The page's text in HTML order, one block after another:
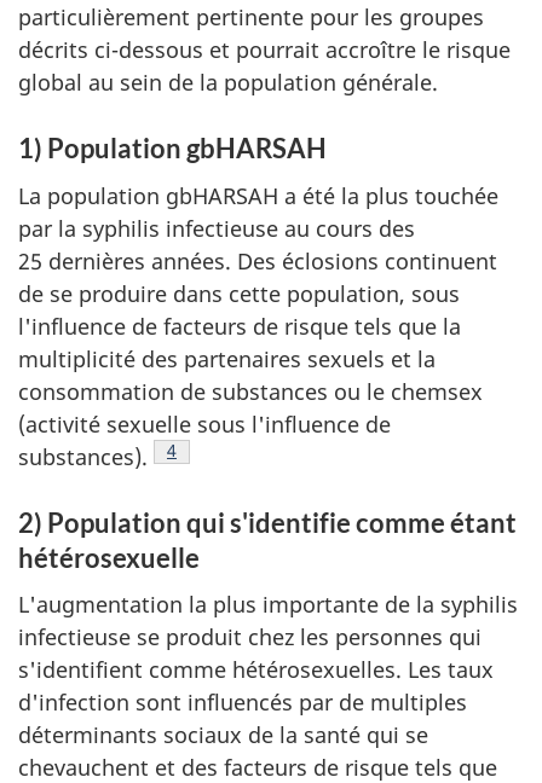
particulièrement pertinente pour les groupes
décrits ci-dessous et pourrait accroître le risque
global au sein de la population générale.
1) Population gbHARSAH
La population gbHARSAH a été la plus touchée
par la syphilis infectieuse au cours des
25 dernières années. Des éclosions continuent
de se produire dans cette population, sous
l'influence de facteurs de risque tels que la
multiplicité des partenaires sexuels et la
consommation de substances ou le chemsex
(activité sexuelle sous l'influence de
substances).
Note de bas de page
4
2) Population qui s'identifie comme étant
hétérosexuelle
L'augmentation la plus importante de la syphilis
infectieuse se produit chez les personnes qui
s'identifient comme hétérosexuelles. Les taux
d'infection sont influencés par de multiples
déterminants sociaux de la santé qui se
chevauchent et des facteurs de risque tels que